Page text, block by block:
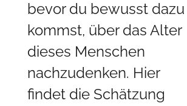
bevor du bewusst dazu
kommst, über das Alter
dieses Menschen
nachzudenken. Hier
findet die Schätzung